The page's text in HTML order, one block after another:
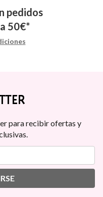
pedidos
50€*
para recibir ofertas y